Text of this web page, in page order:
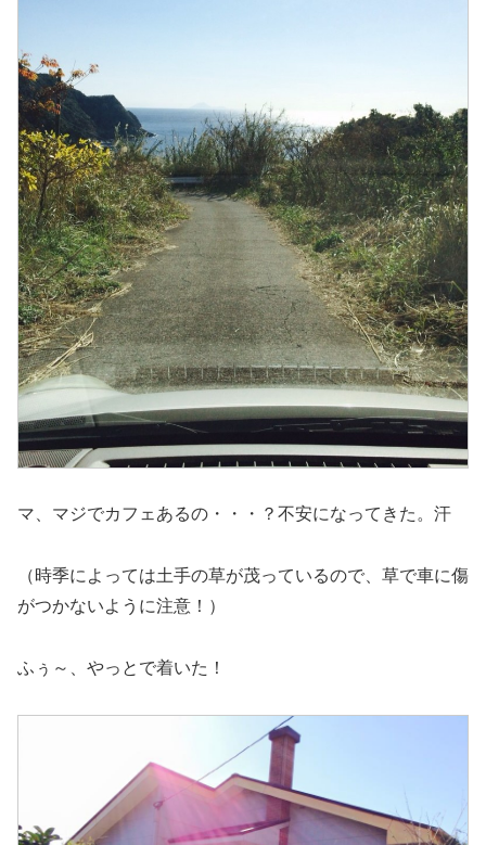
マ、マジでカフェあるの・・・？不安になってきた。汗
（時季によっては土手の草が茂っているので、草で車に傷
がつかないように注意！）
ふぅ～、やっとで着いた！